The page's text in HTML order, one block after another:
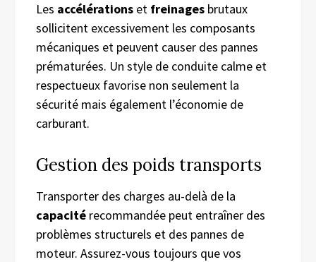
Les accélérations et freinages brutaux
sollicitent excessivement les composants
mécaniques et peuvent causer des pannes
prématurées. Un style de conduite calme et
respectueux favorise non seulement la
sécurité mais également l’économie de
carburant.
Gestion des poids transports
Transporter des charges au-delà de la
capacité recommandée peut entraîner des
problèmes structurels et des pannes de
moteur. Assurez-vous toujours que vos